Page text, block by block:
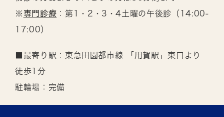
※ 専門診療 ：第1・2・3・4土曜の午後診（14:00-
17:00）
■最寄り駅：東急田園都市線 「用賀駅」東口より
徒歩1分
駐輪場：完備